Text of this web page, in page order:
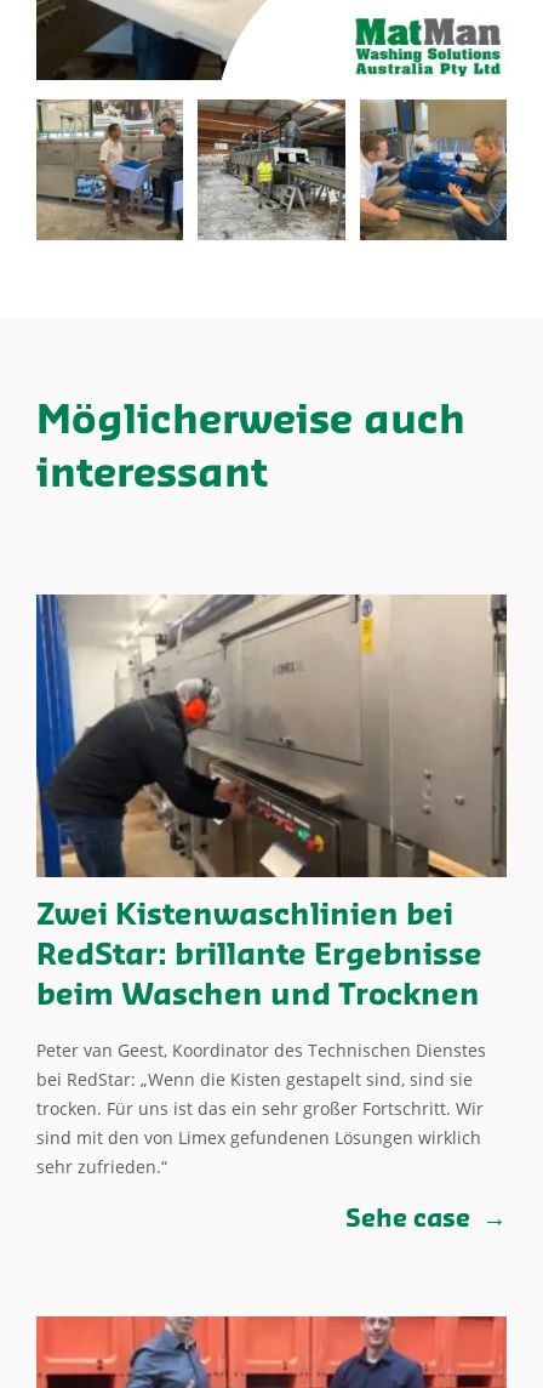
Möglicherweise auch
interessant
Zwei Kistenwaschlinien bei
RedStar: brillante Ergebnisse
beim Waschen und Trocknen
Peter van Geest, Koordinator des Technischen Dienstes
bei RedStar: „Wenn die Kisten gestapelt sind, sind sie
trocken. Für uns ist das ein sehr großer Fortschritt. Wir
sind mit den von Limex gefundenen Lösungen wirklich
sehr zufrieden.“
Sehe case